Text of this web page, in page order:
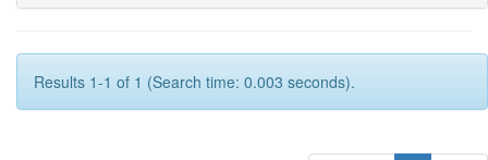
Results 1-1 of 1 (Search time: 0.003 seconds).